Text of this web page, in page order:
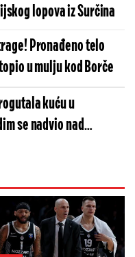
lopova iz Surčina
Pronađeno telo
u mulju kod Borče
kuću u
se nadvio nad